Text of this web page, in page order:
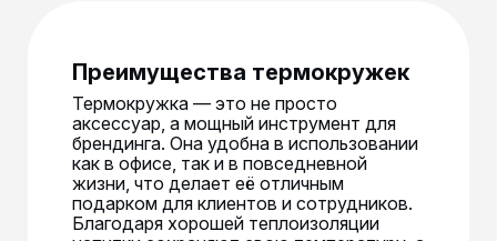
Преимущества термокружек
Термокружка — это не просто
аксессуар, а мощный инструмент для
брендинга. Она удобна в использовании
как в офисе, так и в повседневной
жизни, что делает её отличным
подарком для клиентов и сотрудников.
Благодаря хорошей теплоизоляции